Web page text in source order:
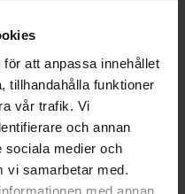
att anpassa innehållet
tillhandahålla funktioner
vår trafik. Vi
och annan
sociala medier och
vi samarbetar med.
med annan
Storm V-Slab 21,5 cm - FTGPK
kr